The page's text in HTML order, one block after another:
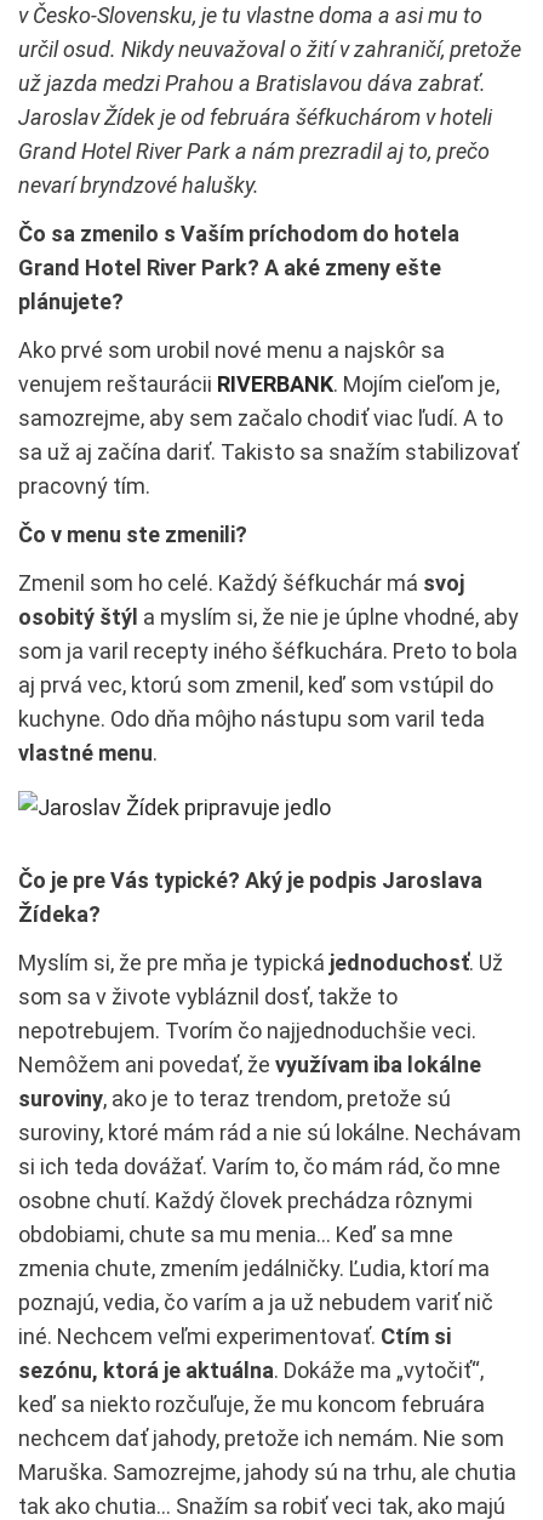
v Česko-Slovensku, je tu vlastne doma a asi mu to
určil osud. Nikdy neuvažoval o žití v zahraničí, pretože
už jazda medzi Prahou a Bratislavou dáva zabrať.
Jaroslav Žídek je od februára šéfkuchárom v hoteli
Grand Hotel River Park a nám prezradil aj to, prečo
nevarí bryndzové halušky.
Čo sa zmenilo s Vaším príchodom do hotela
Grand Hotel River Park? A aké zmeny ešte
plánujete?
Ako prvé som urobil nové menu a najskôr sa
venujem reštaurácii RIVERBANK. Mojím cieľom je,
samozrejme, aby sem začalo chodiť viac ľudí. A to
sa už aj začína dariť. Takisto sa snažím stabilizovať
pracovný tím.
Čo v menu ste zmenili?
Zmenil som ho celé. Každý šéfkuchár má svoj
osobitý štýl a myslím si, že nie je úplne vhodné, aby
som ja varil recepty iného šéfkuchára. Preto to bola
aj prvá vec, ktorú som zmenil, keď som vstúpil do
kuchyne. Odo dňa môjho nástupu som varil teda
vlastné menu.
Čo je pre Vás typické? Aký je podpis Jaroslava
Žídeka?
Myslím si, že pre mňa je typická jednoduchosť. Už
som sa v živote vybláznil dosť, takže to
nepotrebujem. Tvorím čo najjednoduchšie veci.
Nemôžem ani povedať, že využívam iba lokálne
suroviny, ako je to teraz trendom, pretože sú
suroviny, ktoré mám rád a nie sú lokálne. Nechávam
si ich teda dovážať. Varím to, čo mám rád, čo mne
osobne chutí. Každý človek prechádza rôznymi
obdobiami, chute sa mu menia… Keď sa mne
zmenia chute, zmením jedálničky. Ľudia, ktorí ma
poznajú, vedia, čo varím a ja už nebudem variť nič
iné. Nechcem veľmi experimentovať. Ctím si
sezónu, ktorá je aktuálna. Dokáže ma „vytočiť“,
keď sa niekto rozčuľuje, že mu koncom februára
nechcem dať jahody, pretože ich nemám. Nie som
Maruška. Samozrejme, jahody sú na trhu, ale chutia
tak ako chutia… Snažím sa robiť veci tak, ako majú